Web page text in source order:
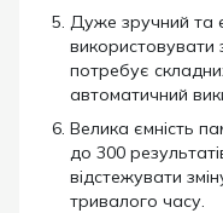
Дуже зручний та
використовувати
потребує
автоматичний
Велика ємність
до 300
відстежувати
тривалого часу.